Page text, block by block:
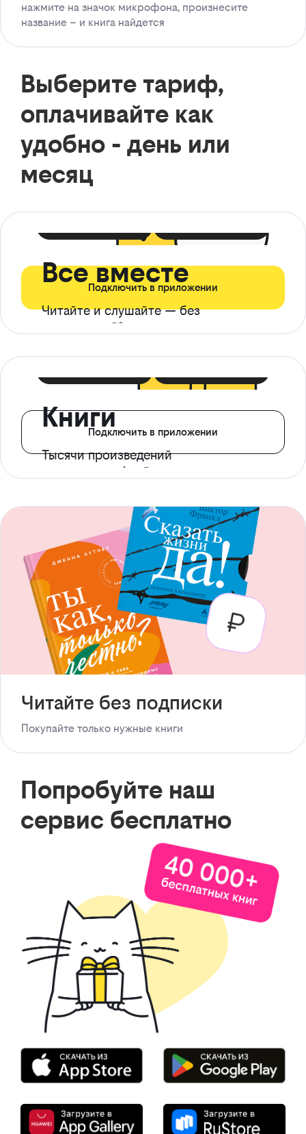
нажмите на значок микрофона, произнесите
название – и книга найдется
Выберите тариф,
оплачивайте как
удобно - день или
месяц
Все вместе
Читайте и слушайте — без
ограничений*
Подключить в приложении
Книги
Тысячи произведений
с доступом офлайн
Подключить в приложении
Читайте без подписки
Покупайте только нужные книги
Попробуйте наш
сервис бесплатно